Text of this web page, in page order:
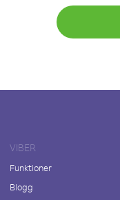
VIBER
Funktioner
Blogg